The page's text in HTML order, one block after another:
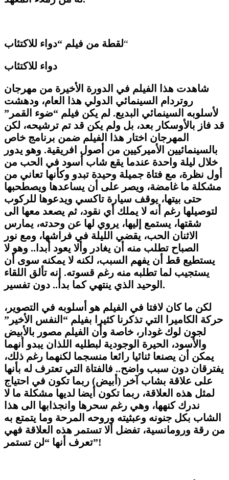
لقطة من فيلم “دواء للاكتئاب“
دواء للاكتئاب
شاهدت هذا الفيلم في الدورة الأخيرة من مهرجان
روتردام السينمائي الدولي هذا العام، ودهشت
لأسلوبه السينمائي البديع. لم يكن فيلم “ضوء القمر”
قد فاز بالأوسكار بعد، بل ولم يكن قد تم ترشيحه، لكن
المهرجان اختار هذا الفيلم ضمن برنامج خاص
بالسينمائيين الأميركيين من أصول افريقية. وهو يدور
خلال ليلة واحدة عندما يقع شاب أسود في الحب من
أول نظرة، مع فتاة جميلة وحيدة تبدو وكأنها تعاني من
مشكلة ما غامضة، ويصر على أن يساعدها ويصطحبها
حتى بيتها، يوقف سيارة تاكسي ويدعوها للركوب
لتوصيلها رغم أنه لا يملك أي نقود، ثم يصعد معها الى
شقتها، يستمع إليها، يروي لها عن وحدته، يمارس
الاثنان الحب، يقضي الليلة في فراشها، ومع نور
الصباح تطلب منه أن يغادر وألا يعود أبدا.. وهو لا
يستطيع قط أن يفهم السبب، لكنه لا يمكنه سوى أن
يستجيب لما تطلبه منه رغم قسوته. إنه تألق اللقاء
الوحيد الذي ينتهي كما بدأ.. دون تفسير.
لكن ما كان لافتا في الفيلم هو أسلوبه في التصوير،
حركة الكاميرا التي تذكرنا كثيرا بفيلم “النفس الأخير”
لجون لوك غودار، خاصة وأن الفيلم مصور بالأبيض
والأسود، الحيرة الوجودية لبطليه اللذان يبدو أنهما
يمكن أن يصنعا ثنائيا رائعا منسجما لكنهما رغم ذلك،
يفترقان دون سبب واضح.. فالفتاة التي تعترف له بأنها
على علاقة بشاب آخر (أبيض) ربما تكون في احتياج
لمثل هذه العلاقة، ربما تكون أيضا لديها مشكلة ما لا
ندرك كنهها، وهي رغم سحرها وانجذابها الى هذا
الشاب بكل جنونه وعبثيته وروحه المرحة وما يتمتع به
من رقة ورومانسية، تفضل ألا تستمر هذه العلاقة فهي
تعرف أنها “لن تستمر”!